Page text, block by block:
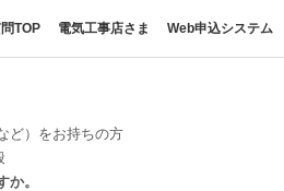
TOP 電気工事店さま Web申込システム
ど）をお持ちの方
。